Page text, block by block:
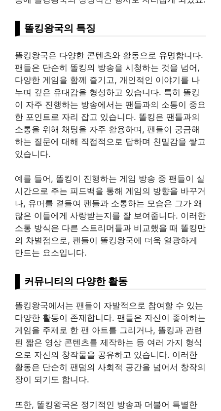
똘킹왕국의 특징
똘킹왕국은 다양한 콘텐츠와 활동으로 유명합니다.
팬들은 단순히 똘킹의 방송을 시청하는 것을 넘어,
다양한 게임을 함께 즐기고, 개인적인 이야기를 나
누며 깊은 유대감을 형성하고 있습니다. 특히 똘킹
이 자주 진행하는 방송에서는 팬들과의 소통이 중요
한 포인트로 자리 잡고 있습니다. 똘킹은 팬들과의
소통을 위해 채팅을 자주 활용하며, 팬들이 궁금해
하는 질문에 대해 직접적으로 답하며 친밀감을 쌓고
있습니다.
예를 들어, 똘킹이 진행하는 게임 방송 중 팬들이 실
시간으로 주는 피드백을 통해 게임의 방향을 바꾸거
나, 유머를 곁들여 팬들과 소통하는 모습은 그가 왜
많은 이들에게 사랑받는지를 잘 보여줍니다. 이러한
소통 방식은 다른 스트리머들과 비교했을 때 똘킹만
의 차별점으로, 팬들이 똘킹왕국에 더욱 열광하게
만드는 요소입니다.
커뮤니티의 다양한 활동
똘킹왕국에서는 팬들이 자발적으로 참여할 수 있는
다양한 활동이 존재합니다. 팬들은 자신이 좋아하는
게임을 주제로 한 팬 아트를 그리거나, 똘킹과 관련
된 짧은 영상 콘텐츠를 제작하는 등 여러 가지 형식
으로 자신의 창작물을 공유하고 있습니다. 이러한
활동은 단순히 팬덤의 사회적 공간을 넘어서 창작의
장이 되기도 합니다.
또한, 똘킹왕국은 정기적인 방송과 더불어 특별한